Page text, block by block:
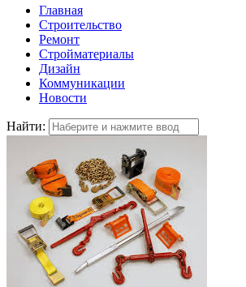
Главная
Строительство
Ремонт
Стройматериалы
Дизайн
Коммуникации
Новости
Найти: